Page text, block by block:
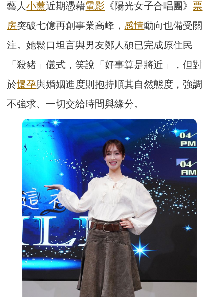
藝人小薰近期憑藉電影 《陽光女子合唱團》 票
房突破七億再創事業高峰， 感情動向也備受關
注。她鬆口坦言與男友鄭人碩已完成原住民
「殺豬」儀式，笑說「好事算是將近」，但對
於懷孕與婚姻進度則抱持順其自然態度，強調
不強求、一切交給時間與緣分。